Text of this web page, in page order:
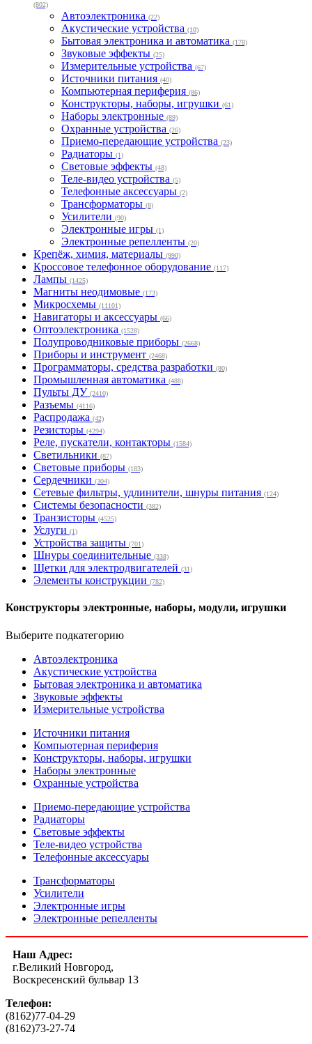
(802)
Автоэлектроника (22)
Акустические устройства (10)
Бытовая электроника и автоматика (178)
Звуковые эффекты (25)
Измерительные устройства (67)
Источники питания (40)
Компьютерная периферия (86)
Конструкторы, наборы, игрушки (61)
Наборы электронные (89)
Охранные устройства (26)
Приемо-передающие устройства (23)
Радиаторы (1)
Световые эффекты (48)
Теле-видео устройства (5)
Телефонные аксессуары (2)
Трансформаторы (8)
Усилители (90)
Электронные игры (1)
Электронные репелленты (20)
Крепёж, химия, материалы (990)
Кроссовое телефонное оборудование (117)
Лампы (1425)
Магниты неодимовые (173)
Микросхемы (11101)
Навигаторы и аксессуары (66)
Оптоэлектроника (1528)
Полупроводниковые приборы (2668)
Приборы и инструмент (2468)
Программаторы, средства разработки (80)
Промышленная автоматика (488)
Пульты ДУ (2410)
Разъемы (4116)
Распродажа (42)
Резисторы (4294)
Реле, пускатели, контакторы (1584)
Светильники (87)
Световые приборы (183)
Сердечники (304)
Сетевые фильтры, удлинители, шнуры питания (124)
Системы безопасности (382)
Транзисторы (4525)
Услуги (1)
Устройства защиты (701)
Шнуры соединительные (338)
Щетки для электродвигателей (31)
Элементы конструкции (782)
Конструкторы электронные, наборы, модули, игрушки
Выберите подкатегорию
Автоэлектроника
Акустические устройства
Бытовая электроника и автоматика
Звуковые эффекты
Измерительные устройства
Источники питания
Компьютерная периферия
Конструкторы, наборы, игрушки
Наборы электронные
Охранные устройства
Приемо-передающие устройства
Радиаторы
Световые эффекты
Теле-видео устройства
Телефонные аксессуары
Трансформаторы
Усилители
Электронные игры
Электронные репелленты
Наш Адрес:
г.Великий Новгород,
Воскресенский бульвар 13
Телефон:
(8162)77-04-29
(8162)73-27-74